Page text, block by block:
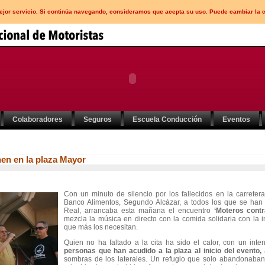
servicio. Si continúa navegando, consideramos que acepta su uso. Puede cambiar
Colaboradores Seguros Escuela Conducción Eventos
en la plaza Mayor
Con un minuto de silencio por los fallecidos en la
Banco Alimentos, Segundo Alcázar, a todos los que se
Real, arrancaba esta mañana el encuentro ‘Moteros
mezcla la música en directo con la comida solidaria con la
que más los necesitan.
Quien no ha faltado a la cita ha sidoel calor, con un
personas que han acudido a la plaza al inicio del evento,
sombras de los laterales. Un refugio que solo